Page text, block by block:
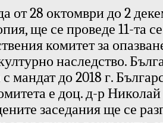
от 28 октомври до 2
ще се проведе 11-та
комитет за
наследство.
мандат до 2018 г.
е доц. д-р
заседания ще се